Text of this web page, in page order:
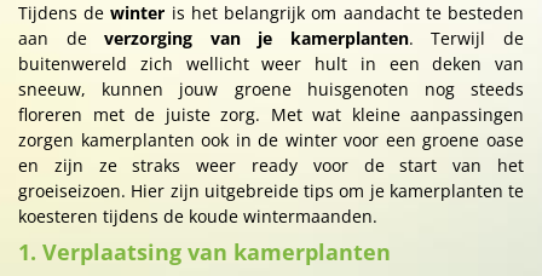
Tijdens dewinter is het belangrijk om aandacht te besteden
aan deverzorging van je kamerplanten. Terwijl de
buitenwereld zich wellicht weer hult in een deken van
sneeuw, kunnen jouw groene huisgenoten nog steeds
floreren met de juiste zorg. Met wat kleine aanpassingen
zorgen kamerplanten ook in de winter voor een groene oase
en zijn ze straks weer ready voor de start van het
groeiseizoen. Hier zijn uitgebreide tips om je kamerplanten te
koesteren tijdens de koude wintermaanden.
1. Verplaatsing van kamerplanten